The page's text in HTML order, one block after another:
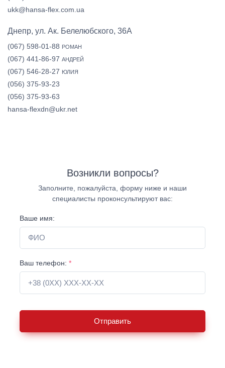
ukk@hansa-flex.com.ua
Днепр, ул. Ак. Белелюбского, 36А
(067) 598-01-88 РОМАН
(067) 441-86-97 АНДРЕЙ
(067) 546-28-27 ЮЛИЯ
(056) 375-93-23
(056) 375-93-63
hansa-flexdn@ukr.net
Возникли вопросы?
Заполните, пожалуйста, форму ниже и наши
специалисты проконсультируют вас:
Ваше имя:
Ваш телефон: *
Отправить